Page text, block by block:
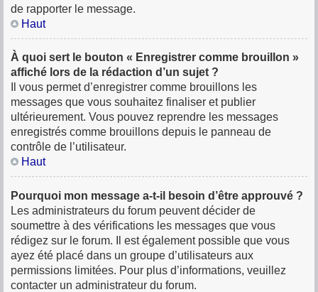
de rapporter le message.
Haut
À quoi sert le bouton « Enregistrer comme brouillon »
affiché lors de la rédaction d’un sujet ?
Il vous permet d’enregistrer comme brouillons les
messages que vous souhaitez finaliser et publier
ultérieurement. Vous pouvez reprendre les messages
enregistrés comme brouillons depuis le panneau de
contrôle de l’utilisateur.
Haut
Pourquoi mon message a-t-il besoin d’être approuvé ?
Les administrateurs du forum peuvent décider de
soumettre à des vérifications les messages que vous
rédigez sur le forum. Il est également possible que vous
ayez été placé dans un groupe d’utilisateurs aux
permissions limitées. Pour plus d’informations, veuillez
contacter un administrateur du forum.